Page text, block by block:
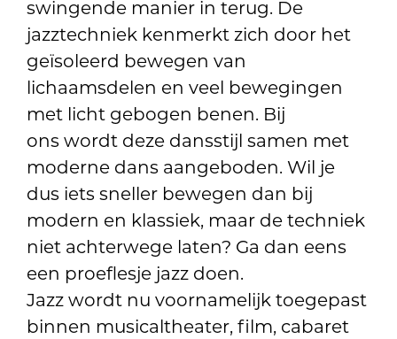
swingende manier in terug. De
jazztechniek kenmerkt zich door het
geïsoleerd bewegen van
lichaamsdelen en veel bewegingen
met licht gebogen benen. Bij
ons wordt deze dansstijl samen met
moderne dans aangeboden. Wil je
dus iets sneller bewegen dan bij
modern en klassiek, maar de techniek
niet achterwege laten? Ga dan eens
een proeflesje jazz doen.
Jazz wordt nu voornamelijk toegepast
binnen musicaltheater, film, cabaret